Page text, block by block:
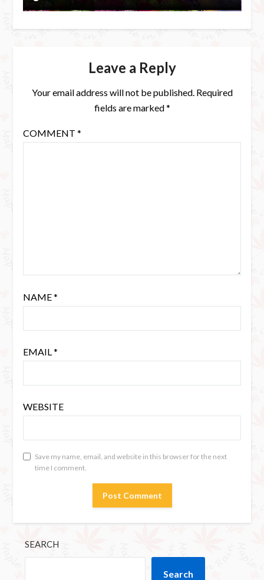
Leave a Reply
Your email address will not be published. Required
fields are marked*
COMMENT *
NAME*
EMAIL *
WEBSITE
Save my name, email, and website in this browser for the next
time I comment.
SEARCH
Search